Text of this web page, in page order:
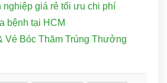
nghiệp giá rẻ tối ưu chi phí
bệnh tại HCM
Vé Bóc Thăm Trúng Thưởng